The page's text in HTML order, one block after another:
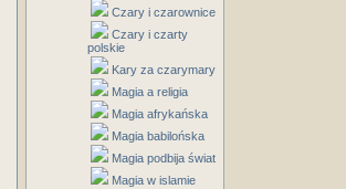
Czary i czarownice
Czary i czarty
polskie
Kary za czarymary
Magia a religia
Magia afrykańska
Magia babilońska
Magia podbija świat
Magia w islamie